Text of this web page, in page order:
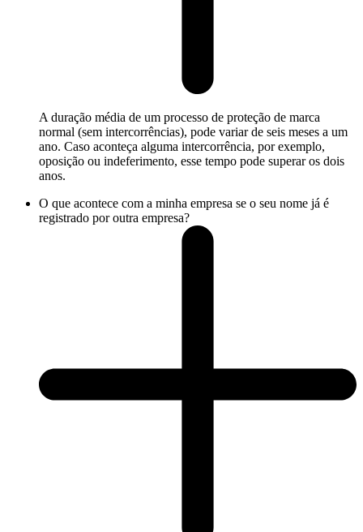
A duração média de um processo de proteção de marca
normal (sem intercorrências), pode variar de seis meses a um
ano. Caso aconteça alguma intercorrência, por exemplo,
oposição ou indeferimento, esse tempo pode superar os dois
anos.
O que acontece com a minha empresa se o seu nome já é
registrado por outra empresa?